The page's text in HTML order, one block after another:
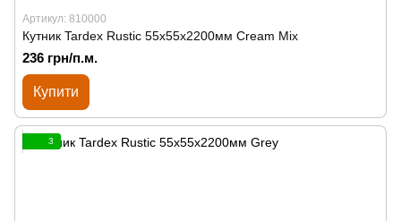
Артикул: 810000
Кутник Tardex Rustic 55х55х2200мм Cream Mix
236 грн/п.м.
Купити
3